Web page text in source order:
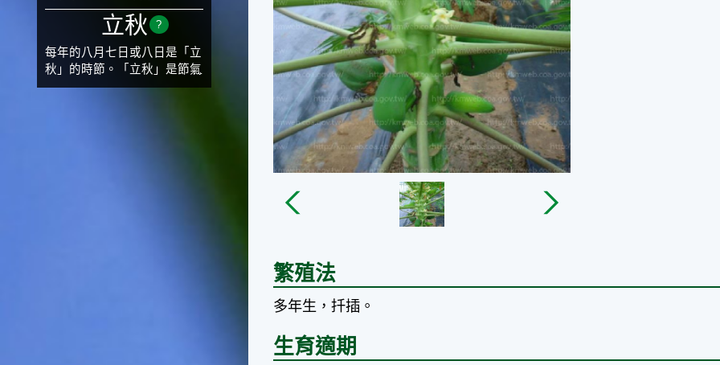
立秋 ?
每年的八月七日或八日是「立
秋」的時節。「立秋」是節氣
邁入秋涼的先聲，表示酷熱難
繁殖法
多年生，扦插。
生育適期